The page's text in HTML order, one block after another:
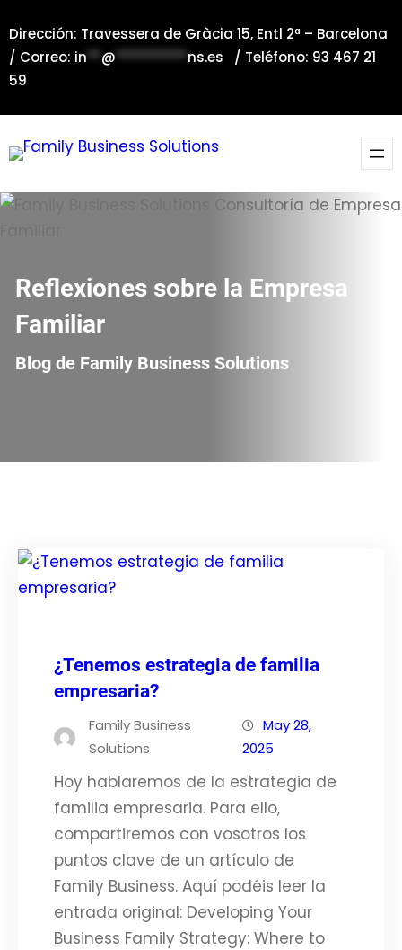
al
contenido
Dirección: Travessera de Gràcia 15, Entl 2ª – Barcelona
/ Correo: in**@**********ns.es / Teléfono: 93 467 21
59
Reflexiones sobre la Empresa
Familiar
Blog de Family Business Solutions
¿Tenemos estrategia de familia
empresaria?
Family Business
Solutions
May 28,
2025
Hoy hablaremos de la estrategia de
familia empresaria. Para ello,
compartiremos con vosotros los
puntos clave de un artículo de
Family Business. Aquí podéis leer la
entrada original: Developing Your
Business Family Strategy: Where to